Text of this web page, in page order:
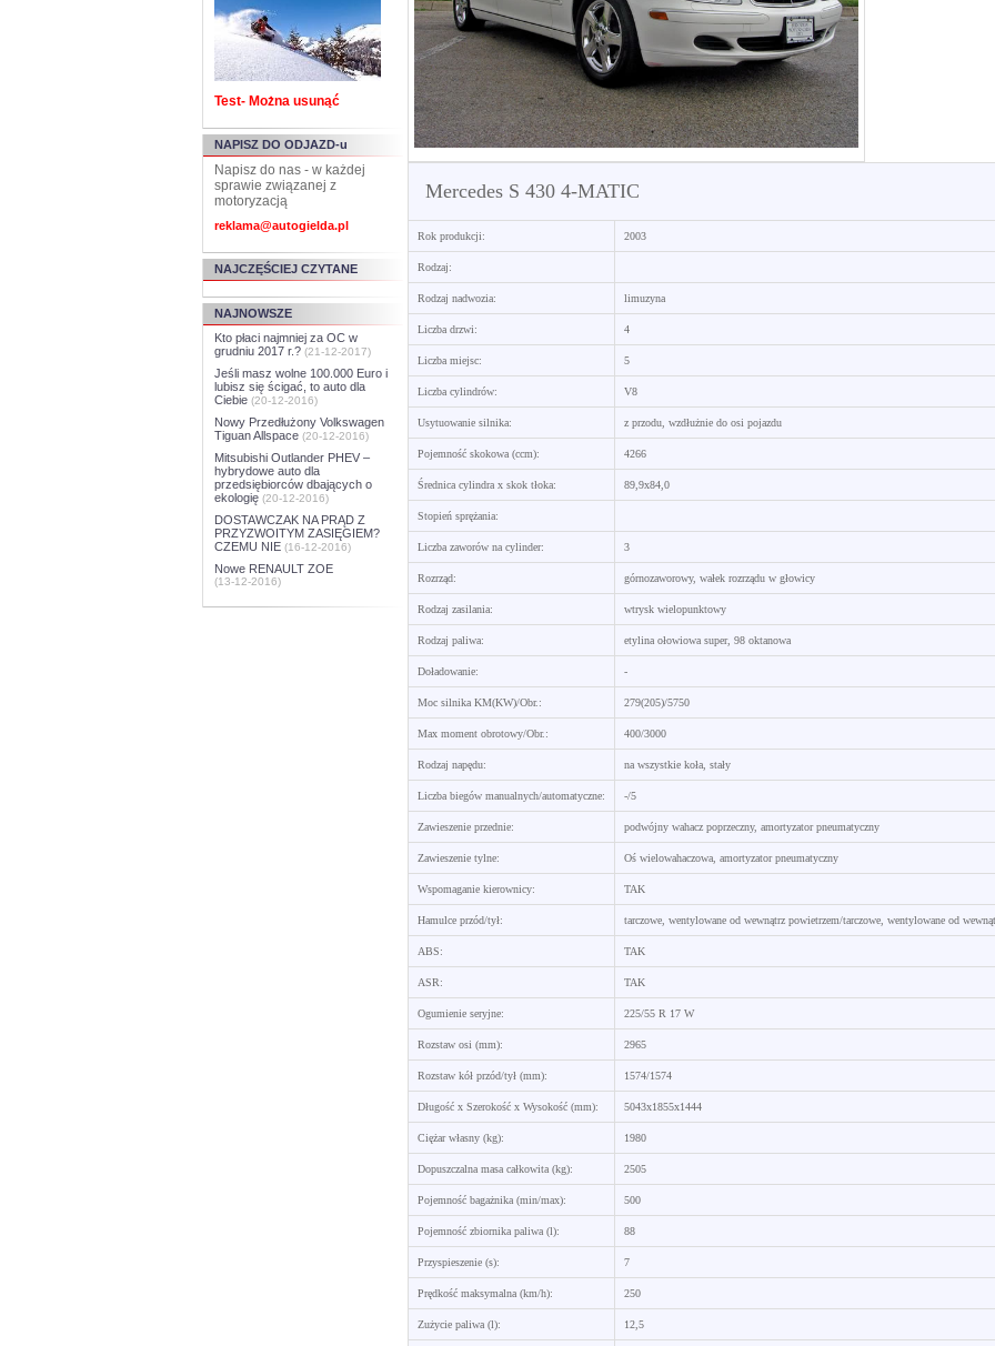
Test- Można usunąć
NAPISZ DO ODJAZD-u
Napisz do nas - w każdej
sprawie związanej z
motoryzacją
reklama@autogielda.pl
NAJCZĘŚCIEJ CZYTANE
NAJNOWSZE
Kto płaci najmniej za OC w
grudniu 2017 r.? (21-12-2017)
Jeśli masz wolne 100.000 Euro i
lubisz się ścigać, to auto dla
Ciebie (20-12-2016)
Nowy Przedłużony Volkswagen
Tiguan Allspace (20-12-2016)
Mitsubishi Outlander PHEV –
hybrydowe auto dla
przedsiębiorców dbających o
ekologię (20-12-2016)
DOSTAWCZAK NA PRĄD Z
PRZYZWOITYM ZASIĘGIEM?
CZEMU NIE (16-12-2016)
Nowe RENAULT ZOE
(13-12-2016)
Mercedes S 430 4-MATIC
Rok produkcji: 2003
Rodzaj:
Rodzaj nadwozia: limuzyna
Liczba drzwi: 4
Liczba miejsc: 5
Liczba cylindrów: V8
Usytuowanie silnika: z przodu, wzdłużnie do osi pojazdu
Pojemność skokowa (ccm): 4266
Średnica cylindra x skok tłoka: 89,9x84,0
Stopień sprężania:
Liczba zaworów na cylinder: 3
Rozrząd: górnozaworowy, wałek rozrządu w głowicy
Rodzaj zasilania: wtrysk wielopunktowy
Rodzaj paliwa: etylina ołowiowa super, 98 oktanowa
Doładowanie: -
Moc silnika KM(KW)/Obr.: 279(205)/5750
Max moment obrotowy/Obr.: 400/3000
Rodzaj napędu: na wszystkie koła, stały
Liczba biegów manualnych/automatyczne: -/5
Zawieszenie przednie: podwójny wahacz poprzeczny, amortyzator pneumatyczny
Zawieszenie tylne: Oś wielowahaczowa, amortyzator pneumatyczny
Wspomaganie kierownicy: TAK
Hamulce przód/tył: tarczowe, wentylowane od wewnątrz powietrzem/tarczowe, wentylowane od
ABS: TAK
ASR: TAK
Ogumienie seryjne: 225/55 R 17 W
Rozstaw osi (mm): 2965
Rozstaw kół przód/tył (mm): 1574/1574
Długość x Szerokość x Wysokość (mm): 5043x1855x1444
Ciężar własny (kg): 1980
Dopuszczalna masa całkowita (kg): 2505
Pojemność bagażnika (min/max): 500
Pojemność zbiornika paliwa (l): 88
Przyspieszenie (s): 7
Prędkość maksymalna (km/h): 250
Zużycie paliwa (l): 12,5